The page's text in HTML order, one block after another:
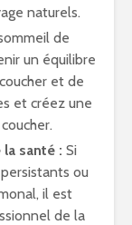
naturels.
de
un équilibre
et de
et créez une
santé : Si
ou
il est
de la